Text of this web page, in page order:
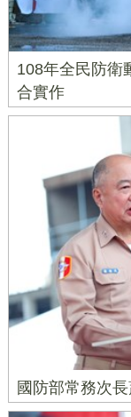
108年全民防衛
合實作
國防部常務次